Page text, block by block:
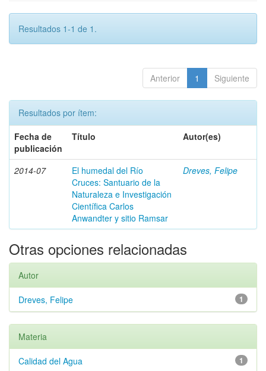
Resultados 1-1 de 1.
Anterior 1 Siguiente
Resultados por ítem:
Fecha de
publicación
Título Autor(es)
2014-07
El humedal del Río
Cruces: Santuario de la
Naturaleza e Investigación
Científica Carlos
Anwandter y sitio Ramsar
Dreves, Felipe
Otras opciones relacionadas
Autor
1
Dreves, Felipe
Materia
1
Calidad del Agua